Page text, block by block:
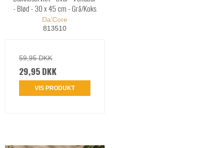
- Blød - 30 x 45 cm - Grå/Koks
Da'Core
813510
59,95 DKK
29,95 DKK
VIS PRODUKT